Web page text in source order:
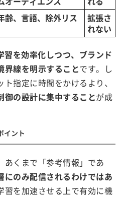
齢、言語、除外リス
拡張さ
れない
習を効率化しつつ、ブランド
界線を明示することです。し
指定に時間をかけるより、
御の設計に集中することが成
イント
あくまで「参考情報」であ
にのみ配信されるわけではあ
習を加速させる上で有効に機